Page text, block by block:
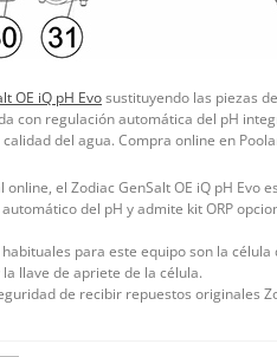
OE iQ pH Evosustituyendo las piezas
con regulación automática del pH
del agua. Compra online en
el Zodiac GenSalt OE iQ pH Evo
del pH y admite kit ORP
para este equipo son la
llave de apriete de la célula.
de recibir repuestos originales